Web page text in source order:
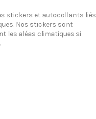
stickers et autocollants liés
Nos stickers sont
les aléas climatiques si